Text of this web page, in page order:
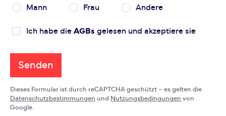
Mann Frau Andere
Ich habe die AGBs gelesen und akzeptiere sie
Senden
Dieses Formular ist durch reCAPTCHA geschützt – es gelten die
Datenschutzbestimmungen und Nutzungsbedingungen von
Google.